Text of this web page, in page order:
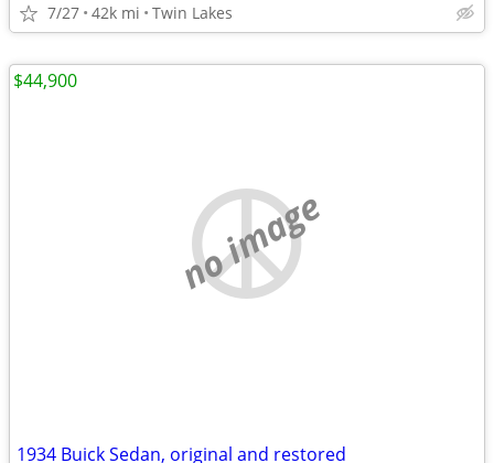
7/27 42k mi Twin Lakes
no image
1934 Buick Sedan, original and restored
$44,900